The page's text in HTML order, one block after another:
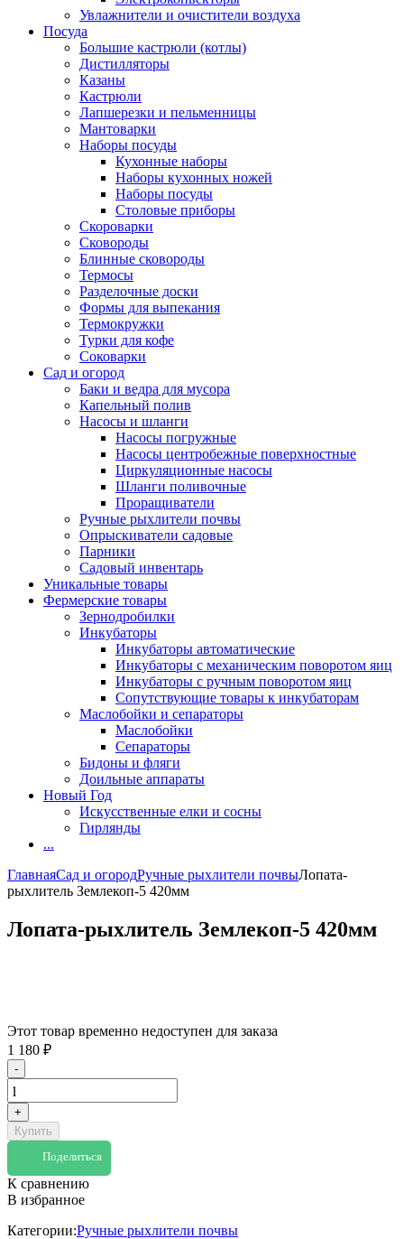
Увлажнители и очистители воздуха
Посуда
Большие кастрюли (котлы)
Дистилляторы
Казаны
Кастрюли
Лапшерезки и пельменницы
Мантоварки
Наборы посуды
Кухонные наборы
Наборы кухонных ножей
Наборы посуды
Столовые приборы
Скороварки
Сковороды
Блинные сковороды
Термосы
Разделочные доски
Формы для выпекания
Термокружки
Турки для кофе
Соковарки
Сад и огород
Баки и ведра для мусора
Капельный полив
Насосы и шланги
Насосы погружные
Насосы центробежные поверхностные
Циркуляционные насосы
Шланги поливочные
Проращиватели
Ручные рыхлители почвы
Опрыскиватели садовые
Парники
Садовый инвентарь
Уникальные товары
Фермерские товары
Зернодробилки
Инкубаторы
Инкубаторы автоматические
Инкубаторы с механическим поворотом яиц
Инкубаторы с ручным поворотом яиц
Сопутствующие товары к инкубаторам
Маслобойки и сепараторы
Маслобойки
Сепараторы
Бидоны и фляги
Доильные аппараты
Новый Год
Искусственные елки и сосны
Гирлянды
...
ГлавнаяСад и огородРучные рыхлители почвыЛопата-
рыхлитель Землекоп-5 420мм
Лопата-рыхлитель Землекоп-5 420мм
Этот товар временно недоступен для заказа
1 180 ₽
-
+
Купить
Поделиться
К сравнению
В избранное
Категории:Ручные рыхлители почвы